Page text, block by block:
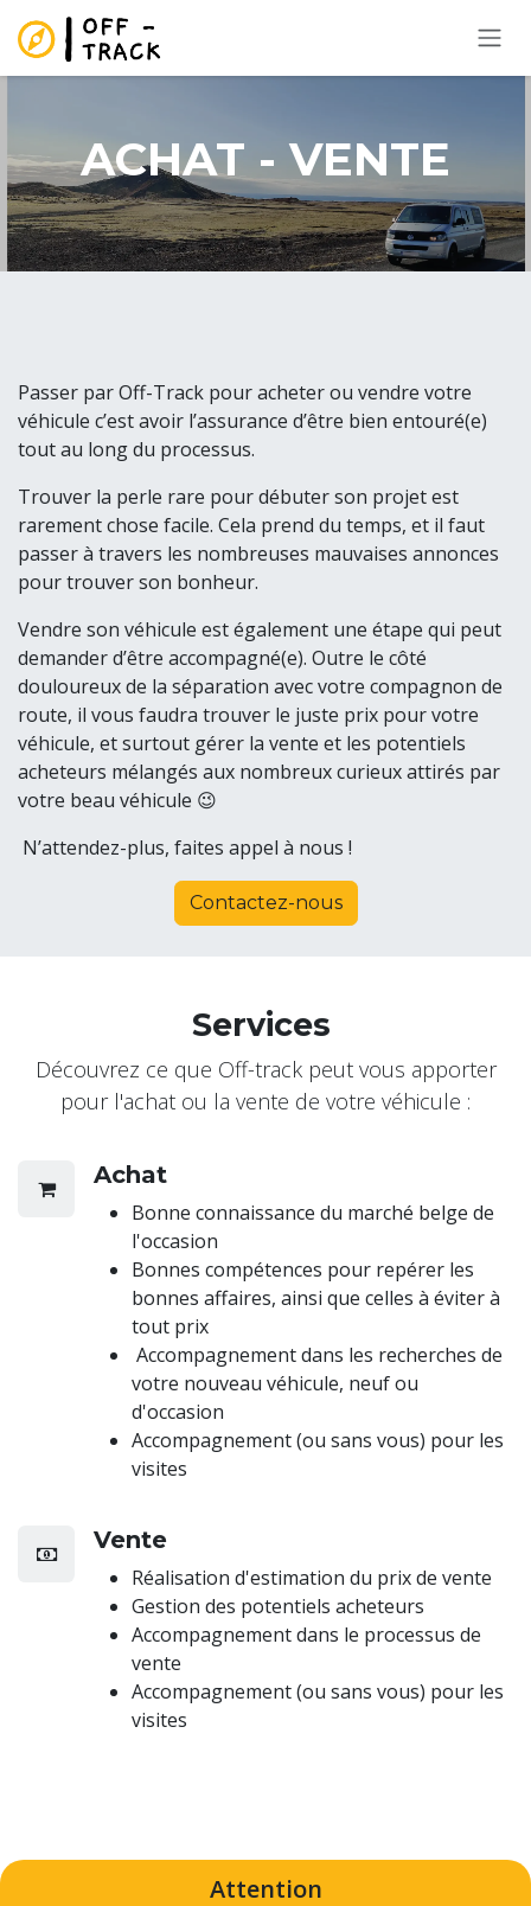
Se rendre au contenu
ACHAT - VENTE
Passer par Off-Track pour acheter ou vendre votre
véhicule c’est avoir l’assurance d’être bien entouré(e)
tout au long du processus.
Trouver la perle rare pour débuter son projet est
rarement chose facile. Cela prend du temps, et il faut
passer à travers les nombreuses mauvaises annonces
pour trouver son bonheur.
Vendre son véhicule est également une étape qui peut
demander d’être accompagné(e). Outre le côté
douloureux de la séparation avec votre compagnon de
route, il vous faudra trouver le juste prix pour votre
véhicule, et surtout gérer la vente et les potentiels
acheteurs mélangés aux nombreux curieux attirés par
votre beau véhicule 😉
N’attendez-plus, faites appel à nous !
Contactez-nous
Services
Découvrez ce que Off-track peut vous apporter
pour l'achat ou la vente de votre véhicule :
Achat
Bonne connaissance du marché belge de
l'occasion
Bonnes compétences pour repérer les
bonnes affaires, ainsi que celles à éviter à
tout prix
Accompagnement dans les recherches de
votre nouveau véhicule, neuf ou
d'occasion
Accompagnement (ou sans vous) pour les
visites
Vente
Réalisation d'estimation du prix de vente
Gestion des potentiels acheteurs
Accompagnement dans le processus de
vente
Accompagnement (ou sans vous) pour les
visites
Attention